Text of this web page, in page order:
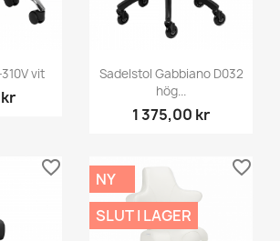
vit
Sadelstol Gabbiano D032
hög...
1 375,00 kr
favorite_border
NY
SLUT I LAGER
favorite_border